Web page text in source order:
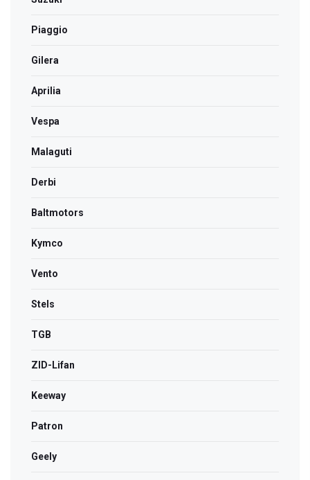
Piaggio
Gilera
Aprilia
Vespa
Malaguti
Derbi
Bаltmotors
Kymco
Vento
Stels
TGB
ZID-Lifan
Keeway
Patron
Geely